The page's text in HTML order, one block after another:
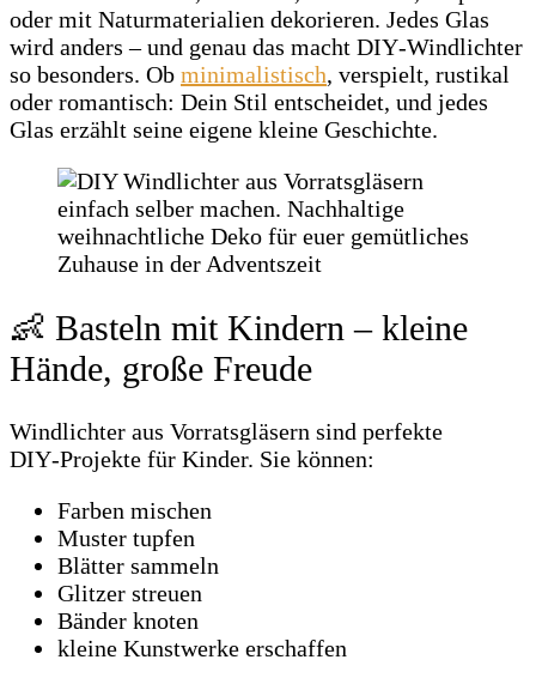
oder mit Naturmaterialien dekorieren. Jedes Glas
wird anders – und genau das macht DIY‑Windlichter
so besonders. Ob minimalistisch, verspielt, rustikal
oder romantisch: Dein Stil entscheidet, und jedes
Glas erzählt seine eigene kleine Geschichte.
👶 Basteln mit Kindern – kleine
Hände, große Freude
Windlichter aus Vorratsgläsern sind perfekte
DIY‑Projekte für Kinder. Sie können:
Farben mischen
Muster tupfen
Blätter sammeln
Glitzer streuen
Bänder knoten
kleine Kunstwerke erschaffen